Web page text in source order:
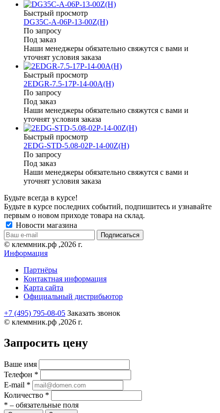
Быстрый просмотр
DG35C-A-06P-13-00Z(H)
По запросу
Под заказ
Наши менеджеры обязательно свяжутся с вами и
уточнят условия заказа
Быстрый просмотр
2EDGR-7.5-17P-14-00A(H)
По запросу
Под заказ
Наши менеджеры обязательно свяжутся с вами и
уточнят условия заказа
Быстрый просмотр
2EDG-STD-5.08-02P-14-00Z(H)
По запросу
Под заказ
Наши менеджеры обязательно свяжутся с вами и
уточнят условия заказа
Будьте всегда в курсе!
Будьте в курсе последних событий, подпишитесь и узнавайте
первым о новом приходе товара на склад.
Новости магазина
© клеммник.рф ,2026 г.
Информация
Партнёры
Контактная информация
Карта сайта
Официальный дистрибьютор
+7 (495) 795-08-05 Заказать звонок
© клеммник.рф ,2026 г.
Запросить цену
Ваше имя
Телефон *
E-mail *
Количество *
* – обязательные поля